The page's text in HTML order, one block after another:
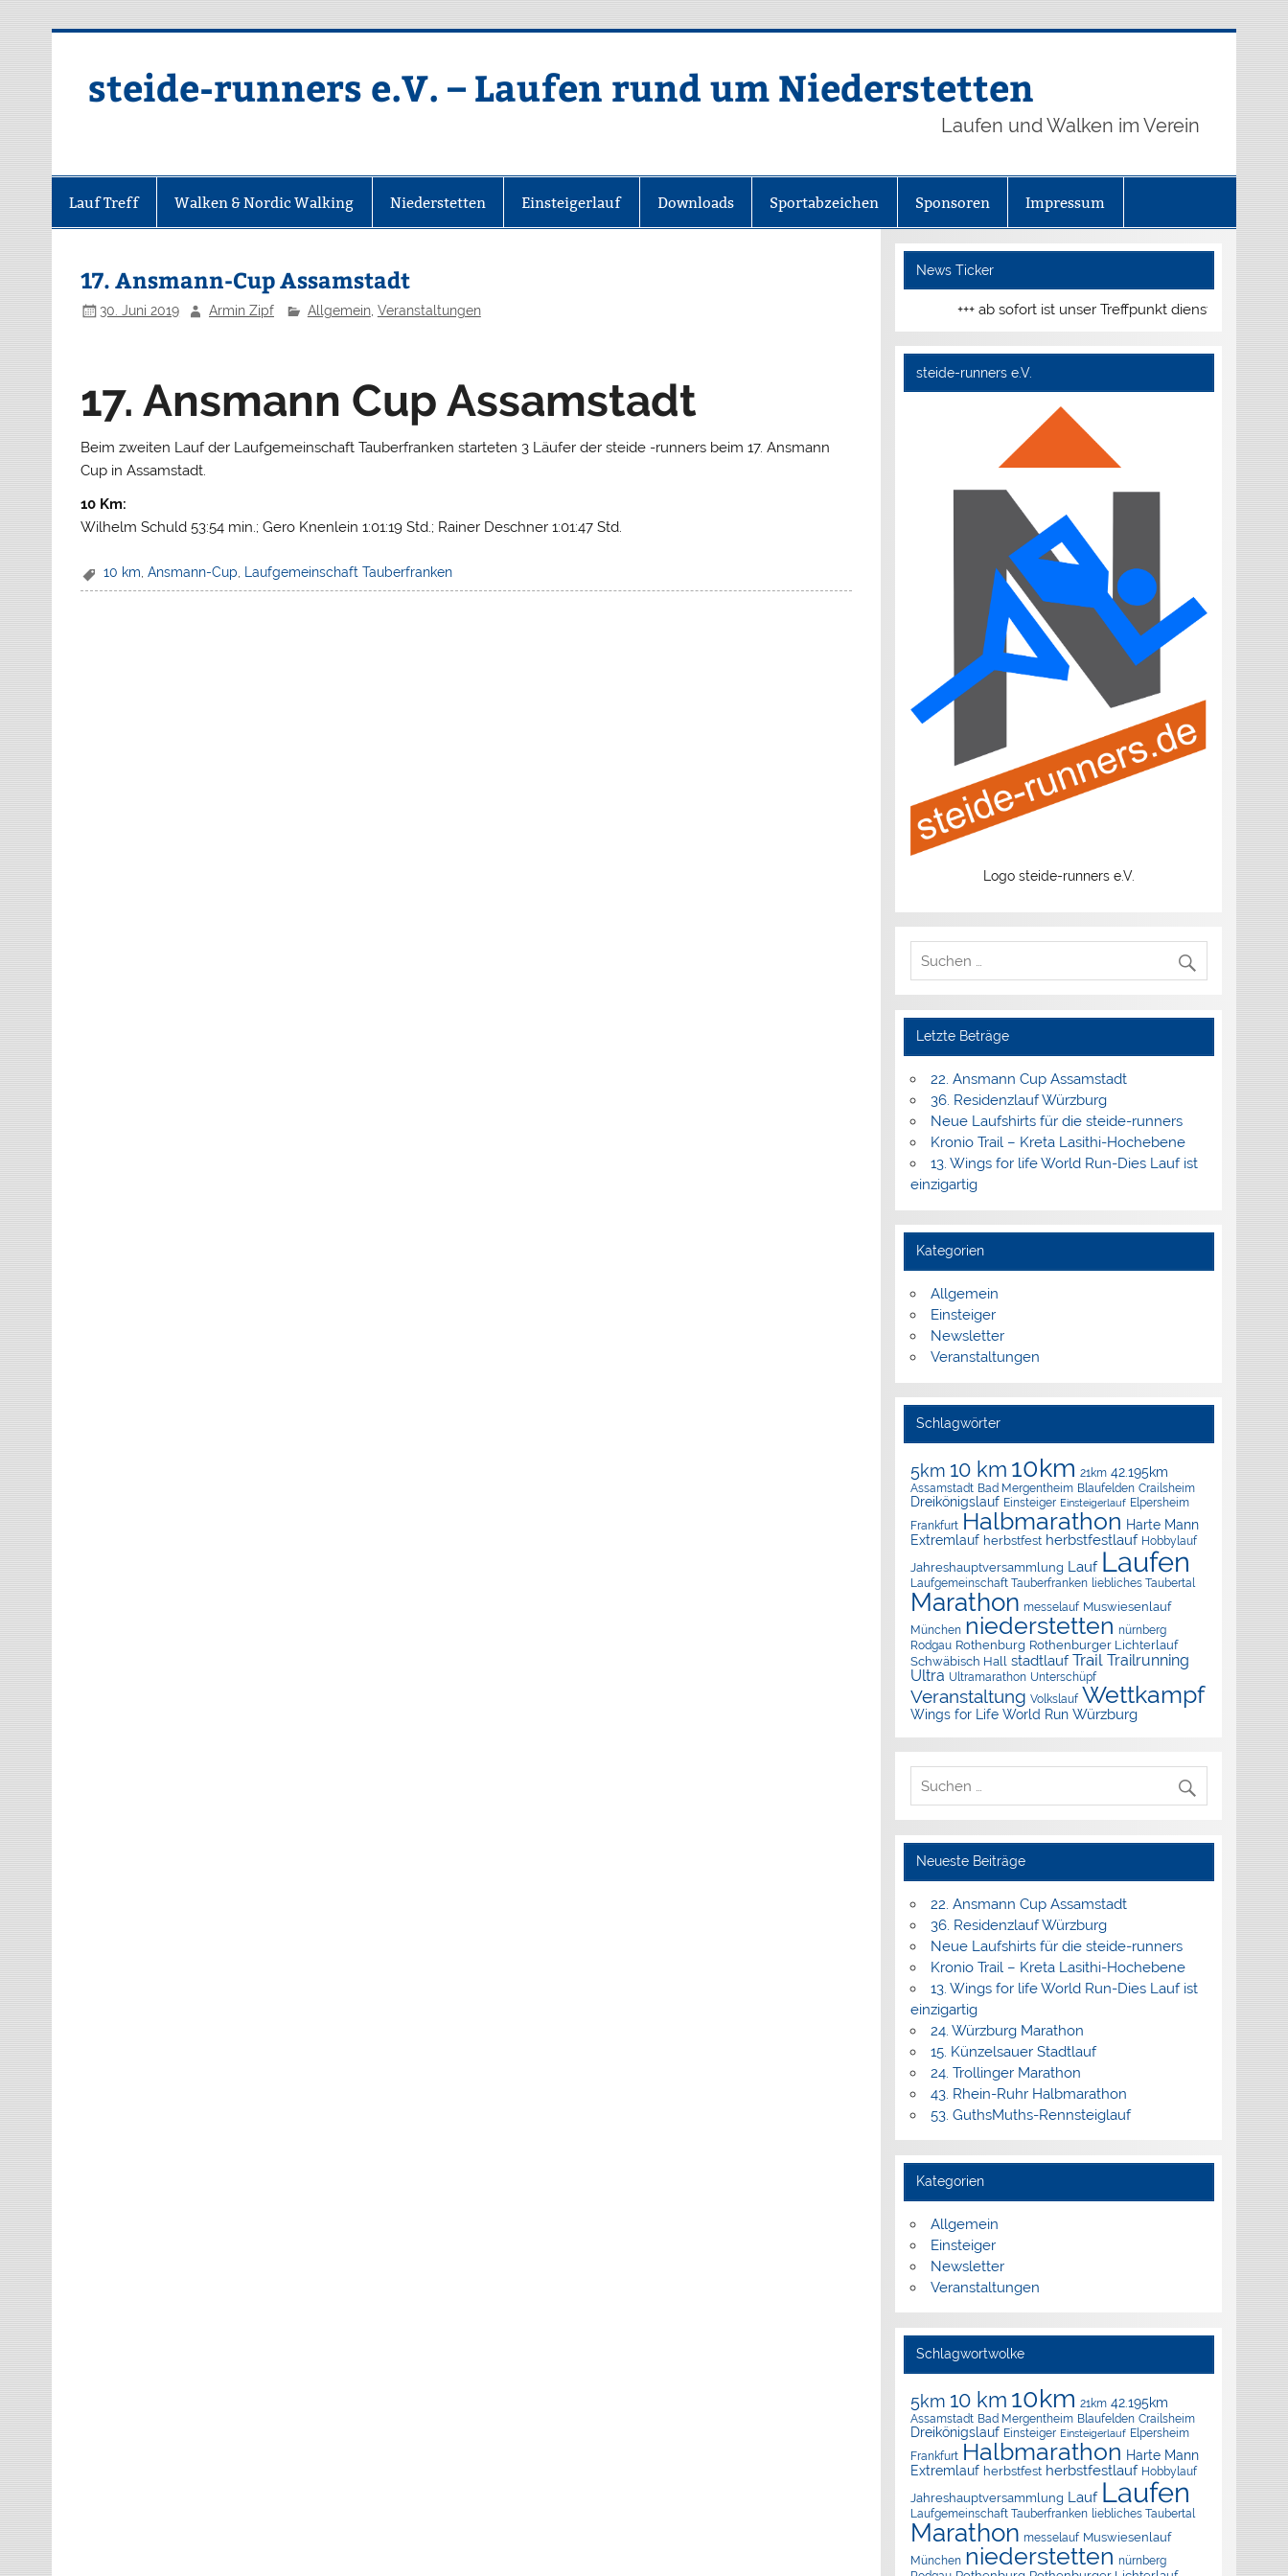
steide-runners e.V. – Laufen rund um Niederstetten
Laufen und Walken im Verein
Lauf Treff Walken & Nordic Walking Niederstetten Einsteigerlauf Downloads Sportabzeichen Sponsoren Impressum
17. Ansmann-Cup Assamstadt
30. Juni 2019 Armin Zipf Allgemein, Veranstaltungen
17. Ansmann Cup Assamstadt
Beim zweiten Lauf der Laufgemeinschaft Tauberfranken starteten 3 Läufer der steide -runners beim 17. Ansmann
Cup in Assamstadt.
10 Km:
Wilhelm Schuld 53:54 min.; Gero Knenlein 1:01:19 Std.; Rainer Deschner 1:01:47 Std.
10 km ,Ansmann-Cup Laufgemeinschaft Tauberfranken
News Ticker
+++ ab sofort ist unser Treffpunkt dienstags und
steide-runners e.V.
Logo steide-runners e.V.
Letzte Beträge
22. Ansmann Cup Assamstadt
36. Residenzlauf Würzburg
Neue Laufshirts für die steide-runners
Kronio Trail – Kreta Lasithi-Hochebene
13. Wings for life World Run-Dies Lauf ist
einzigartig
Kategorien
Allgemein
Einsteiger
Newsletter
Veranstaltungen
Schlagwörter
5km 10 km 10km 21km 42.195km
Assamstadt Bad Mergentheim Blaufelden Crailsheim
Dreikönigslauf Einsteiger Einsteigerlauf Elpersheim
Frankfurt Halbmarathon Harte Mann
Extremlauf herbstfest herbstfestlauf Hobbylauf
Jahreshauptversammlung Lauf Laufen
Laufgemeinschaft Tauberfranken liebliches Taubertal
Marathon messelauf Muswiesenlauf
München niederstetten nürnberg
Rodgau Rothenburg Rothenburger Lichterlauf
Schwäbisch Hall stadtlauf Trail Trailrunning
Ultra Ultramarathon Unterschüpf
Veranstaltung Volkslauf Wettkampf
Wings for Life World Run Würzburg
Neueste Beiträge
22. Ansmann Cup Assamstadt
36. Residenzlauf Würzburg
Neue Laufshirts für die steide-runners
Kronio Trail – Kreta Lasithi-Hochebene
13. Wings for life World Run-Dies Lauf ist
einzigartig
24. Würzburg Marathon
15. Künzelsauer Stadtlauf
24. Trollinger Marathon
43. Rhein-Ruhr Halbmarathon
53. GuthsMuths-Rennsteiglauf
Kategorien
Allgemein
Einsteiger
Newsletter
Veranstaltungen
Schlagwortwolke
5km 10 km 10km 21km 42.195km
Assamstadt Bad Mergentheim Blaufelden Crailsheim
Dreikönigslauf Einsteiger Einsteigerlauf Elpersheim
Frankfurt Halbmarathon Harte Mann
Extremlauf herbstfest herbstfestlauf Hobbylauf
Jahreshauptversammlung Lauf Laufen
Laufgemeinschaft Tauberfranken liebliches Taubertal
Marathon messelauf Muswiesenlauf
München niederstetten nürnberg